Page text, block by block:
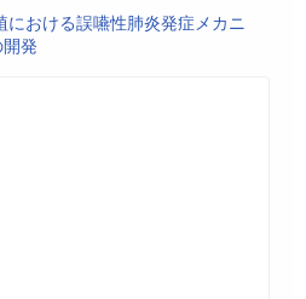
における誤嚥性肺炎発症メカニ
発